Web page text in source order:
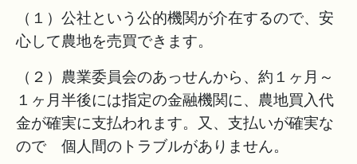
（１）公社という公的機関が介在するので、安
心して農地を売買できます。
（２）農業委員会のあっせんから、約１ヶ月～
１ヶ月半後には指定の金融機関に、農地買入代
金が確実に支払われます。又、支払いが確実な
ので 個人間のトラブルがありません。